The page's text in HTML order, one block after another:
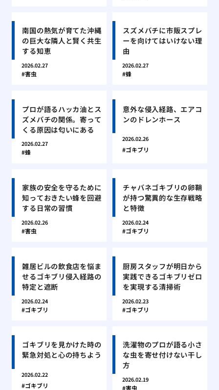
南国の熱気が育てた沖縄
の巨大な隣人と賢く共生
する知恵
2026.02.27
害虫
スズメバチに市販スプレ
ーを向けてはいけない理
由
2026.02.27
蜂
プロが語るハッカ油とス
ズメバチの関係。寄って
くる原因は匂いにある
2026.02.27
蜂
意外な侵入経路、エアコ
ンのドレンホース
2026.02.26
ゴキブリ
家族の安全を守るために
知っておきたい蜂を回避
する日常の習慣
2026.02.26
害虫
チャバネゴキブリの卵鞘
が持つ驚異的な生存戦略
と特徴
2026.02.24
ゴキブリ
雑居ビルの飲食店を悩ま
せるゴキブリ侵入経路の
特定と遮断
2026.02.24
ゴキブリ
厨房スタッフが明日から
実践できるゴキブリゼロ
を実現する清掃術
2026.02.23
ゴキブリ
ゴキブリを見かけた時の
緊急対処と心の持ちよう
2026.02.22
ゴキブリ
洗濯物のプロが語る小さ
な虫を寄せ付けない干し
方
2026.02.19
害虫